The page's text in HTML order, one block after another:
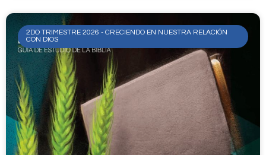
2DO TRIMESTRE 2026 - CRECIENDO EN NUESTRA RELACIÓN
CON DIOS